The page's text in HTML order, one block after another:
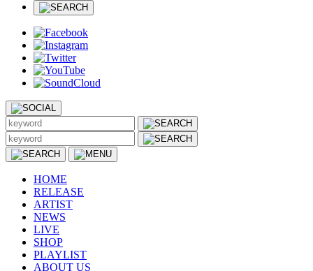
HOME
RELEASE
ARTIST
NEWS
LIVE
SHOP
PLAYLIST
ABOUT US